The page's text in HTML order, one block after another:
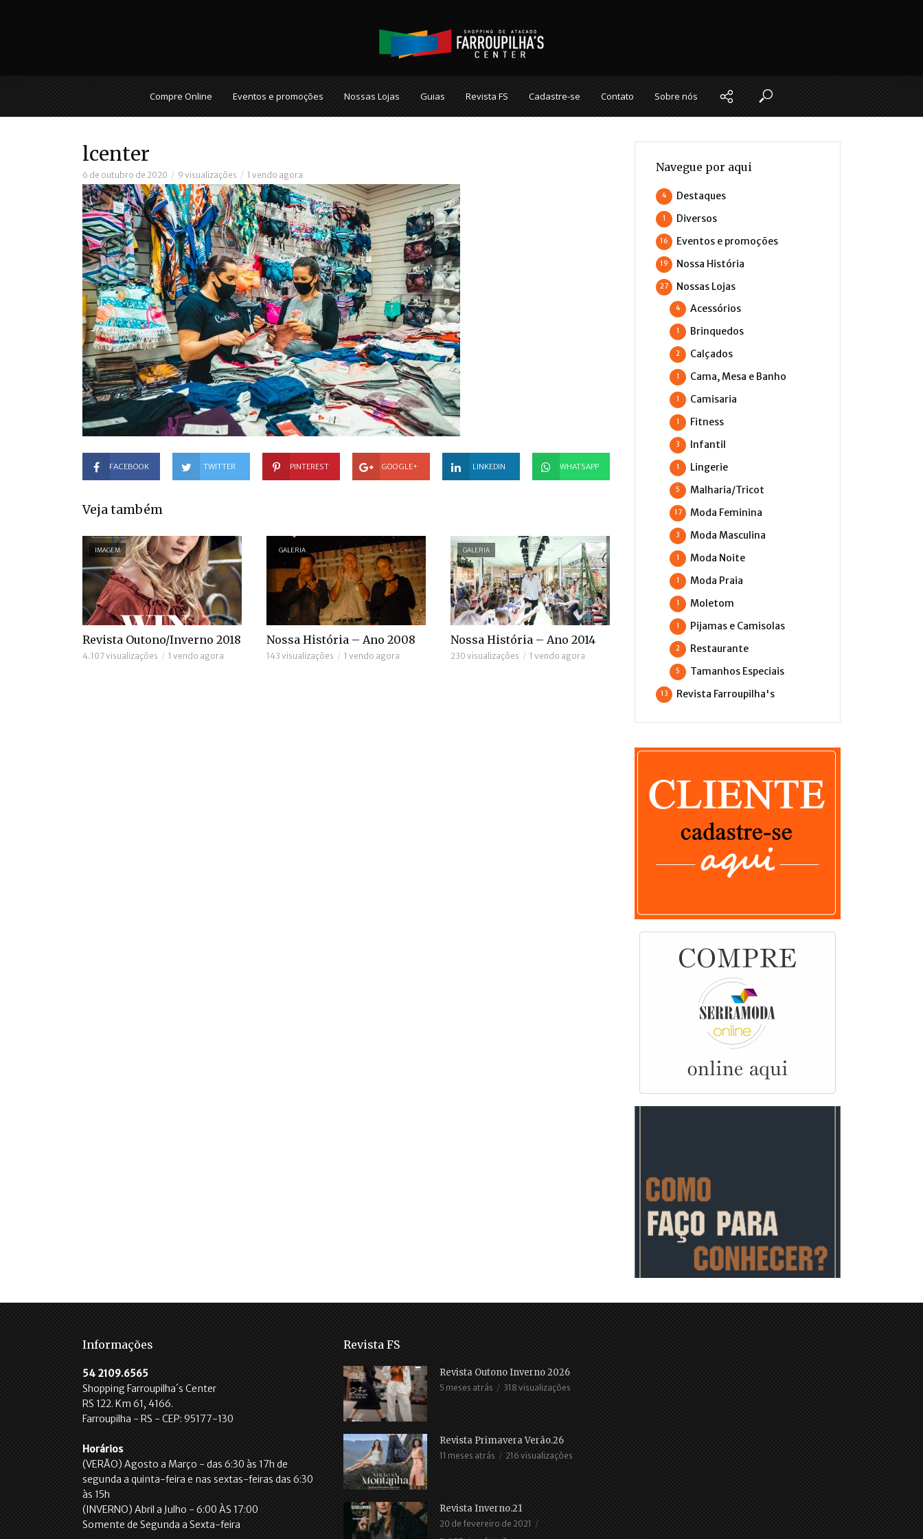
Compre Online Eventos e promoções Nossas Lojas Guias Revista FS Cadastre-se Contato Sobre nós
lcenter
6 de outubro de 2020 9 visualizações 1 vendo agora
FACEBOOK TWITTER PINTEREST GOOGLE+ LINKEDIN WHATSAPP
Veja também
IMAGEM
Revista Outono/Inverno 2018
4.107 visualizações 1 vendo agora
GALERIA
Nossa História – Ano 2008
143 visualizações 1 vendo agora
GALERIA
Nossa História – Ano 2014
230 visualizações 1 vendo agora
Navegue por aqui
Destaques
4
Diversos
1
Eventos e promoções
16
Nossa História
19
Nossas Lojas
27
Acessórios
4
Brinquedos
1
Calçados
2
Cama, Mesa e Banho
1
Camisaria
1
Fitness
1
Infantil
3
Lingerie
1
Malharia/Tricot
5
Moda Feminina
17
Moda Masculina
3
Moda Noite
1
Moda Praia
1
Moletom
1
Pijamas e Camisolas
1
Restaurante
2
Tamanhos Especiais
5
Revista Farroupilha's
13
Informações
54 2109.6565
Shopping Farroupilha´s Center
RS 122. Km 61, 4166.
Farroupilha - RS - CEP: 95177-130
Horários
(VERÃO) Agosto a Março - das 6:30 às 17h de
segunda a quinta-feira e nas sextas-feiras das 6:30
às 15h
(INVERNO) Abril a Julho - 6:00 ÀS 17:00
Somente de Segunda a Sexta-feira
Revista FS
Revista Outono Inverno 2026
5 meses atrás 318 visualizações
Revista Primavera Verão.26
11 meses atrás 216 visualizações
Revista Inverno.21
20 de fevereiro de 2021